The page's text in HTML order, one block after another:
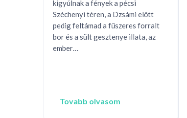
kigyúlnak a fények a pécsi
Széchenyi téren, a Dzsámi előtt
pedig feltámad a fűszeres forralt
bor és a sült gesztenye illata, az
ember…
Tovabb olvasom